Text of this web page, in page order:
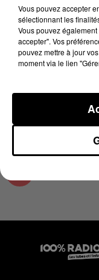
14 avril 2024 - 1
L'AGENDA DU
À 09H41
L'agenda du Pays
Vous pouvez accepter
sélectionnant les
Vous pouvez
accepter". Vos
pouvez mettre à jour
moment via le lien